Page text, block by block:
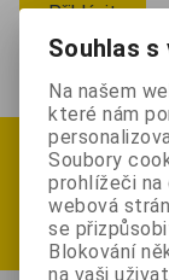
Přihlásit
Nemáte ještě
..
Souhlas
Na našem
které nám
Soubory
prohlížeči na
webová
se
Blokování
na vaši